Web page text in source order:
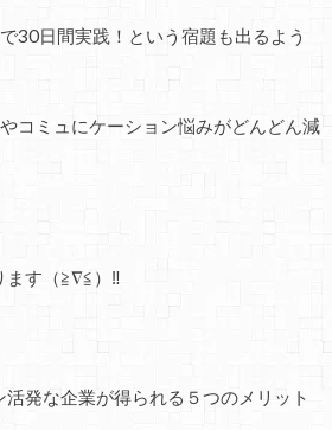
30日間実践！という宿題も出るよう
コミュにケーション悩みがどんどん減
ます（≧∇≦）‼
発な企業が得られる５つのメリット